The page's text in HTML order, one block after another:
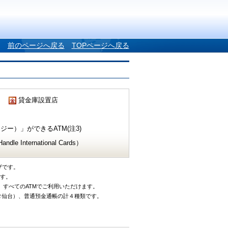
前のページへ戻る TOPページへ戻る
貸金庫設置店
ー）」ができるATM(注3)
International Cards）
す。
。
べてのATMでご利用いただけます。
台）、普通預金通帳の計４種類です。